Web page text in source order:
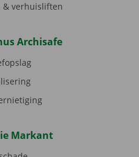
& verhuisliften
Archisafe
Markant